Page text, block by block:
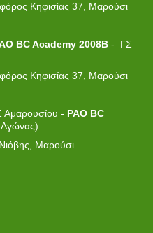
Κηφισίας 37, Μαρούσι
BC Academy 2008Β - ΓΣ
Κηφισίας 37, Μαρούσι
Αμαρουσίου - PAO BC
Αγώνας)
Μαρούσι